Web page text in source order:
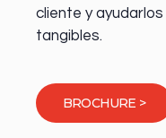
cliente y
tangibles.
BROCHURE >